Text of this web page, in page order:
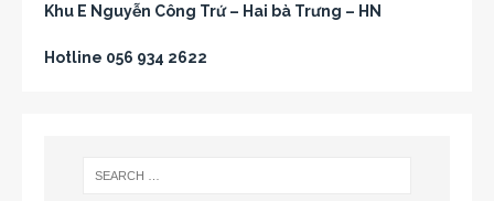
Khu E Nguyễn Công Trứ – Hai bà Trưng – HN
Hotline 056 934 2622